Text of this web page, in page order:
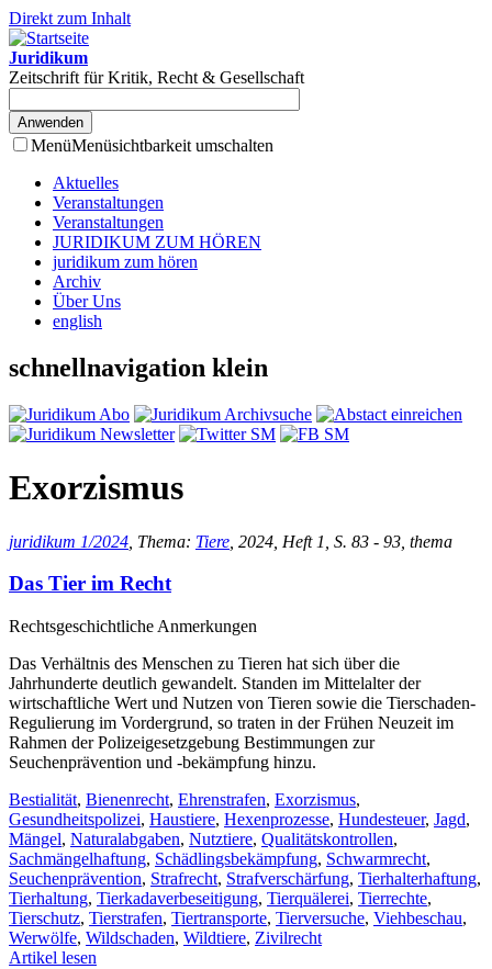
Direkt zum Inhalt
Juridikum
Zeitschrift für Kritik, Recht & Gesellschaft
MenüMenüsichtbarkeit umschalten
Aktuelles
Veranstaltungen
Veranstaltungen
JURIDIKUM ZUM HÖREN
juridikum zum hören
Archiv
Über Uns
english
schnellnavigation klein
Exorzismus
juridikum 1/2024 , Thema: Tiere , 2024, Heft 1, S. 83 - 93, thema
Das Tier im Recht
Rechtsgeschichtliche Anmerkungen
Das Verhältnis des Menschen zu Tieren hat sich über die
Jahrhunderte deutlich gewandelt. Standen im Mittelalter der
wirtschaftliche Wert und Nutzen von Tieren sowie die Tierschaden-
Regulierung im Vordergrund, so traten in der Frühen Neuzeit im
Rahmen der Polizeigesetzgebung Bestimmungen zur
Seuchenprävention und -bekämpfung hinzu.
Bestialität, Bienenrecht, Ehrenstrafen, Exorzismus,
Gesundheitspolizei, Haustiere, Hexenprozesse, Hundesteuer, Jagd,
Mängel, Naturalabgaben, Nutztiere, Qualitätskontrollen,
Sachmängelhaftung, Schädlingsbekämpfung, Schwarmrecht,
Seuchenprävention, Strafrecht, Strafverschärfung, Tierhalterhaftung,
Tierhaltung, Tierkadaverbeseitigung, Tierquälerei, Tierrechte,
Tierschutz, Tierstrafen, Tiertransporte, Tierversuche, Viehbeschau,
Werwölfe, Wildschaden, Wildtiere, Zivilrecht
Artikel lesen